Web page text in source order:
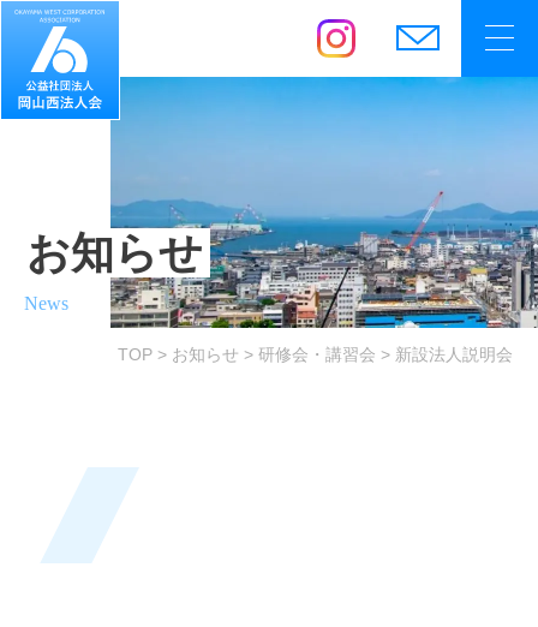
お知らせ
News
TOP お知らせ 研修会・講習会 新設法人説明会